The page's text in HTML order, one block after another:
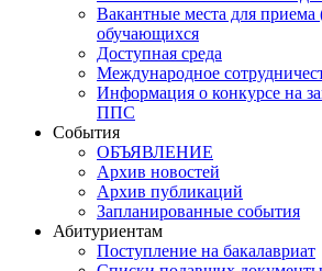
Вакантные места для приема
обучающихся
Доступная среда
Международное
Информация о конкурсе на
ППС
События
ОБЪЯВЛЕНИЕ
Архив новостей
Архив публикаций
Запланированные события
Абитуриентам
Поступление на бакалавриат